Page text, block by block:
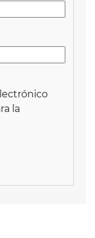
la